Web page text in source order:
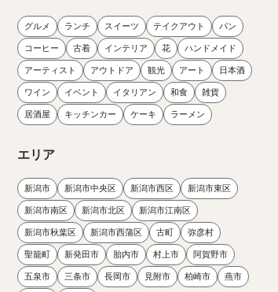
グルメ ランチ スイーツ テイクアウト パン
コーヒー 古着 インテリア 花 ハンドメイド
アーティスト アウトドア 観光 アート 日本酒
ワイン イベント イタリアン 和食 雑貨
居酒屋 キッチンカー ケーキ ラーメン
エリア
新潟市 新潟市中央区 新潟市西区 新潟市東区
新潟市南区 新潟市北区 新潟市江南区
新潟市秋葉区 新潟市西蒲区 古町 弥彦村
聖籠町 新発田市 胎内市 村上市 阿賀野市
五泉市 三条市 長岡市 見附市 柏崎市 燕市